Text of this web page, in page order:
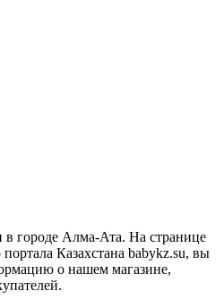
в городе Алма-Ата. На странице
Казахстана babykz.su, вы
о нашем магазине,